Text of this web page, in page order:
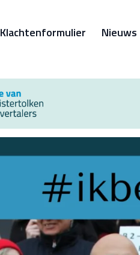
Klachtenformulier Nieuws